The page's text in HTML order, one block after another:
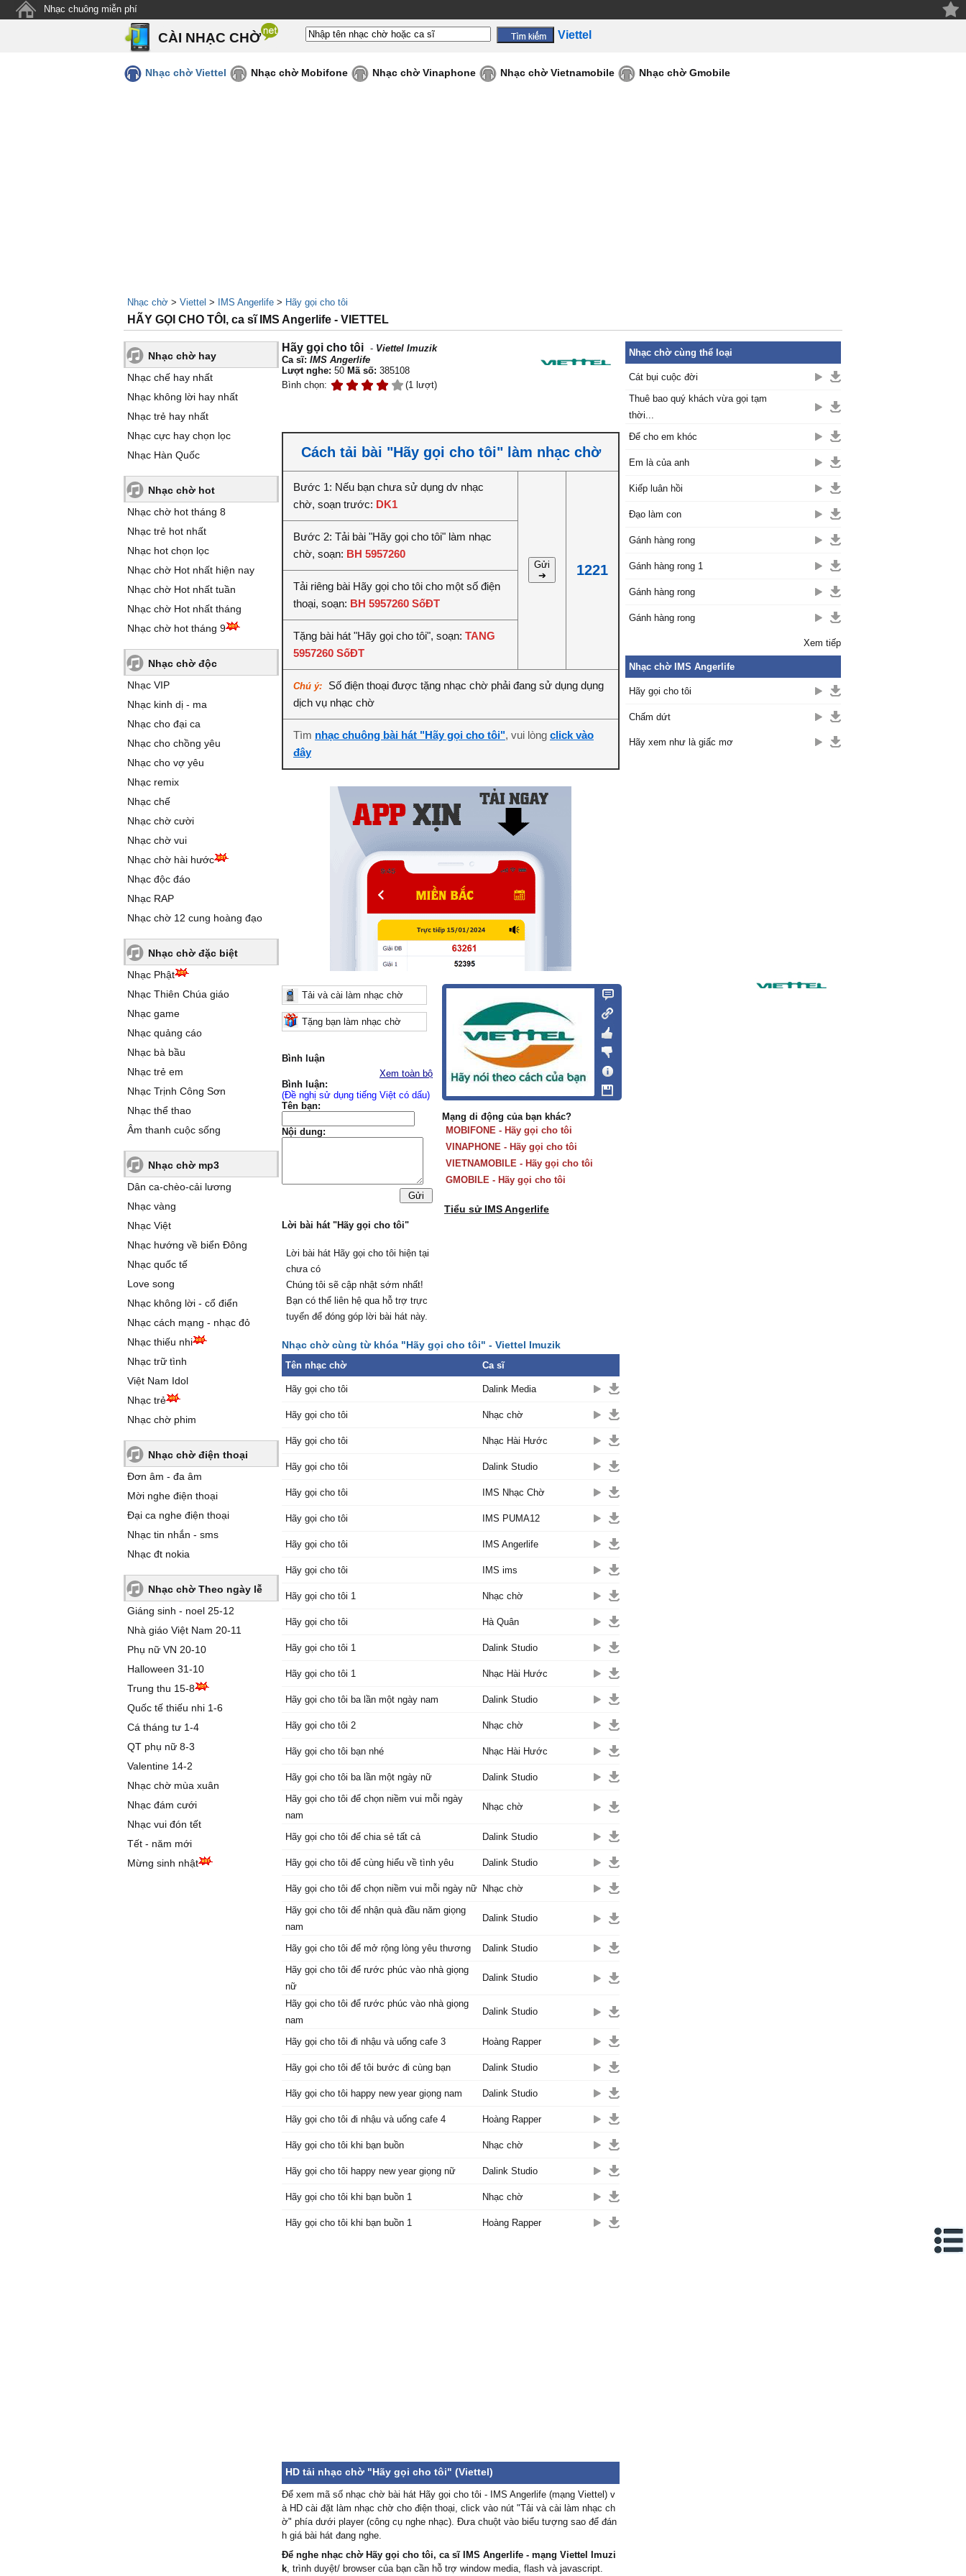
Nhạc chuông miễn phí
CÀI NHẠC CHỜ Viettel
Nhạc chờ Viettel Nhạc chờ Mobifone Nhạc chờ Vinaphone Nhạc chờ Vietnamobile Nhạc chờ Gmobile
Nhạc chờ > Viettel > IMS Angerlife > Hãy gọi cho tôi
HÃY GỌI CHO TÔI, ca sĩ IMS Angerlife - VIETTEL
Nhạc chờ hay
Nhạc chế hay nhất
Nhạc không lời hay nhất
Nhạc trẻ hay nhất
Nhạc cực hay chọn lọc
Nhạc Hàn Quốc
Nhạc chờ hot
Nhạc chờ hot tháng 8
Nhạc trẻ hot nhất
Nhạc hot chọn lọc
Nhạc chờ Hot nhất hiện nay
Nhạc chờ Hot nhất tuần
Nhạc chờ Hot nhất tháng
Nhạc chờ hot tháng 9
Nhạc chờ độc
Nhạc VIP
Nhạc kinh dị - ma
Nhạc cho đại ca
Nhạc cho chồng yêu
Nhạc cho vợ yêu
Nhạc remix
Nhạc chế
Nhạc chờ cười
Nhạc chờ vui
Nhạc chờ hài hước
Nhạc độc đáo
Nhạc RAP
Nhạc chờ 12 cung hoàng đạo
Nhạc chờ đặc biệt
Nhạc Phật
Nhạc Thiên Chúa giáo
Nhạc game
Nhạc quảng cáo
Nhạc bà bầu
Nhạc trẻ em
Nhạc Trịnh Công Sơn
Nhạc thể thao
Âm thanh cuộc sống
Nhạc chờ mp3
Dân ca-chèo-cải lương
Nhạc vàng
Nhạc Việt
Nhạc hướng về biển Đông
Nhạc quốc tế
Love song
Nhạc không lời - cổ điển
Nhạc cách mạng - nhạc đỏ
Nhạc thiếu nhi
Nhạc trữ tình
Việt Nam Idol
Nhạc trẻ
Nhạc chờ phim
Nhạc chờ điện thoại
Đơn âm - đa âm
Mời nghe điện thoại
Đại ca nghe điện thoại
Nhạc tin nhắn - sms
Nhạc đt nokia
Nhạc chờ Theo ngày lễ
Giáng sinh - noel 25-12
Nhà giáo Việt Nam 20-11
Phụ nữ VN 20-10
Halloween 31-10
Trung thu 15-8
Quốc tế thiếu nhi 1-6
Cá tháng tư 1-4
QT phụ nữ 8-3
Valentine 14-2
Nhạc chờ mùa xuân
Nhạc đám cưới
Nhạc vui đón tết
Tết - năm mới
Mừng sinh nhật
Hãy gọi cho tôi - Viettel Imuzik
Ca sĩ: IMS Angerlife
Lượt nghe: 50 Mã số: 385108
Bình chọn:
(1 lượt)
Cách tải bài "Hãy gọi cho tôi" làm nhạc chờ
Bước 1: Nếu bạn chưa sử dụng dv nhạc
chờ, soạn trước: DK1
Gửi
➔
1221
Bước 2: Tải bài "Hãy gọi cho tôi" làm nhạc
chờ, soạn: BH 5957260
Tải riêng bài Hãy gọi cho tôi cho một số điện
thoại, soạn: BH 5957260 SốĐT
Tặng bài hát "Hãy gọi cho tôi", soạn: TANG
5957260 SốĐT
Chú ý:
Số điện thoại được tặng nhạc chờ phải đang sử dụng dụng
dịch vụ nhạc chờ
Tìm nhạc chuông bài hát "Hãy gọi cho tôi", vui lòng click vào
đây
Tải và cài làm nhạc chờ
Tặng bạn làm nhạc chờ
Bình luận
Xem toàn bộ
Bình luận:
(Đề nghị sử dụng tiếng Việt có dấu)
Tên bạn:
Nội dung:
Mạng di động của bạn khác?
MOBIFONE - Hãy gọi cho tôi
VINAPHONE - Hãy gọi cho tôi
VIETNAMOBILE - Hãy gọi cho tôi
GMOBILE - Hãy gọi cho tôi
Tiểu sử IMS Angerlife
Lời bài hát "Hãy gọi cho tôi"
Lời bài hát Hãy gọi cho tôi hiện tại
chưa có
Chúng tôi sẽ cập nhật sớm nhất!
Bạn có thể liên hệ qua hỗ trợ trực
tuyến để đóng góp lời bài hát này.
Nhạc chờ cùng từ khóa "Hãy gọi cho tôi" - Viettel Imuzik
Tên nhạc chờ Ca sĩ
Hãy gọi cho tôi Dalink Media
Hãy gọi cho tôi Nhạc chờ
Hãy gọi cho tôi Nhạc Hài Hước
Hãy gọi cho tôi Dalink Studio
Hãy gọi cho tôi IMS Nhạc Chờ
Hãy gọi cho tôi IMS PUMA12
Hãy gọi cho tôi IMS Angerlife
Hãy gọi cho tôi IMS ims
Hãy gọi cho tôi 1 Nhạc chờ
Hãy gọi cho tôi Hà Quân
Hãy gọi cho tôi 1 Dalink Studio
Hãy gọi cho tôi 1 Nhạc Hài Hước
Hãy gọi cho tôi ba lần một ngày nam Dalink Studio
Hãy gọi cho tôi 2 Nhạc chờ
Hãy gọi cho tôi bạn nhé Nhạc Hài Hước
Hãy gọi cho tôi ba lần một ngày nữ
Dalink Studio
Hãy gọi cho tôi để chọn niềm vui mỗi ngày
nam
Nhạc chờ
Hãy gọi cho tôi để chia sẻ tất cả Dalink Studio
Hãy gọi cho tôi để cùng hiểu về tình yêu Dalink Studio
Hãy gọi cho tôi để chọn niềm vui mỗi ngày nữ Nhạc chờ
Hãy gọi cho tôi để nhận quà đầu năm giọng
nam
Dalink Studio
Hãy gọi cho tôi để mở rộng lòng yêu thương
Dalink Studio
Hãy gọi cho tôi để rước phúc vào nhà giọng
nữ
Dalink Studio
Hãy gọi cho tôi để rước phúc vào nhà giọng
nam
Dalink Studio
Hãy gọi cho tôi đi nhậu và uống cafe 3 Hoàng Rapper
Hãy gọi cho tôi để tôi bước đi cùng bạn Dalink Studio
Hãy gọi cho tôi happy new year giọng nam Dalink Studio
Hãy gọi cho tôi đi nhậu và uống cafe 4 Hoàng Rapper
Hãy gọi cho tôi khi bạn buồn Nhạc chờ
Hãy gọi cho tôi happy new year giọng nữ Dalink Studio
Hãy gọi cho tôi khi bạn buồn 1 Nhạc chờ
Hãy gọi cho tôi khi bạn buồn 1 Hoàng Rapper
HD tải nhạc chờ "Hãy gọi cho tôi" (Viettel)
Để xem mã số nhạc chờ bài hát Hãy gọi cho tôi - IMS Angerlife (mạng Viettel) v
à HD cài đặt làm nhạc chờ cho điện thoại, click vào nút "Tải và cài làm nhạc ch
ờ" phía dưới player (công cụ nghe nhạc). Đưa chuột vào biểu tượng sao để đán
h giá bài hát đang nghe.
Để nghe nhạc chờ Hãy gọi cho tôi, ca sĩ IMS Angerlife - mạng Viettel Imuzi
k, trình duyệt/ browser của bạn cần hỗ trợ window media, flash và javascript.
Nhạc chờ cùng thể loại
Cát bụi cuộc đời
Thuê bao quý khách vừa gọi tạm
thời...
Để cho em khóc
Em là của anh
Kiếp luân hồi
Đạo làm con
Gánh hàng rong
Gánh hàng rong 1
Gánh hàng rong
Gánh hàng rong
Xem tiếp
Nhạc chờ IMS Angerlife
Hãy gọi cho tôi
Chấm dứt
Hãy xem như là giấc mơ